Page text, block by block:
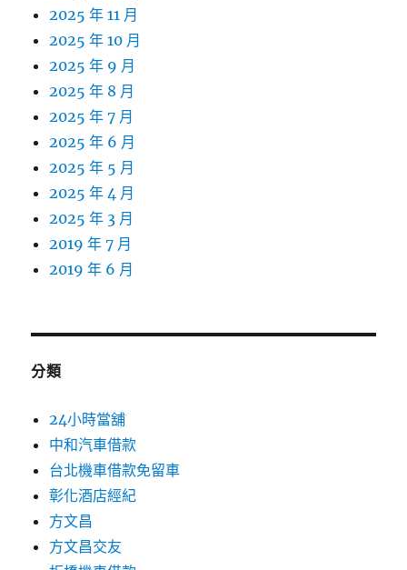
2025 年 11 月
2025 年 10 月
2025 年 9 月
2025 年 8 月
2025 年 7 月
2025 年 6 月
2025 年 5 月
2025 年 4 月
2025 年 3 月
2019 年 7 月
2019 年 6 月
分類
24小時當舖
中和汽車借款
台北機車借款免留車
彰化酒店經紀
方文昌
方文昌交友